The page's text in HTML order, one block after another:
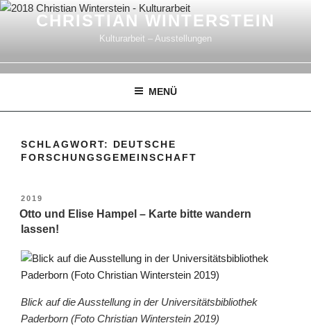
Zum
CHRISTIAN WINTERSTEIN
Kulturarbeit – Ausstellungen
MENÜ
SCHLAGWORT: DEUTSCHE
FORSCHUNGSGEMEINSCHAFT
VERÖFFENTLICHT
AM
2019
Otto und Elise Hampel – Karte bitte wandern
lassen!
Blick auf die Ausstellung in der Universitätsbibliothek
Paderborn (Foto Christian Winterstein 2019)